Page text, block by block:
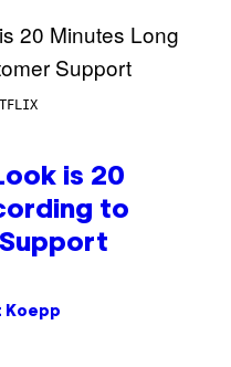
is 20
to
Koepp